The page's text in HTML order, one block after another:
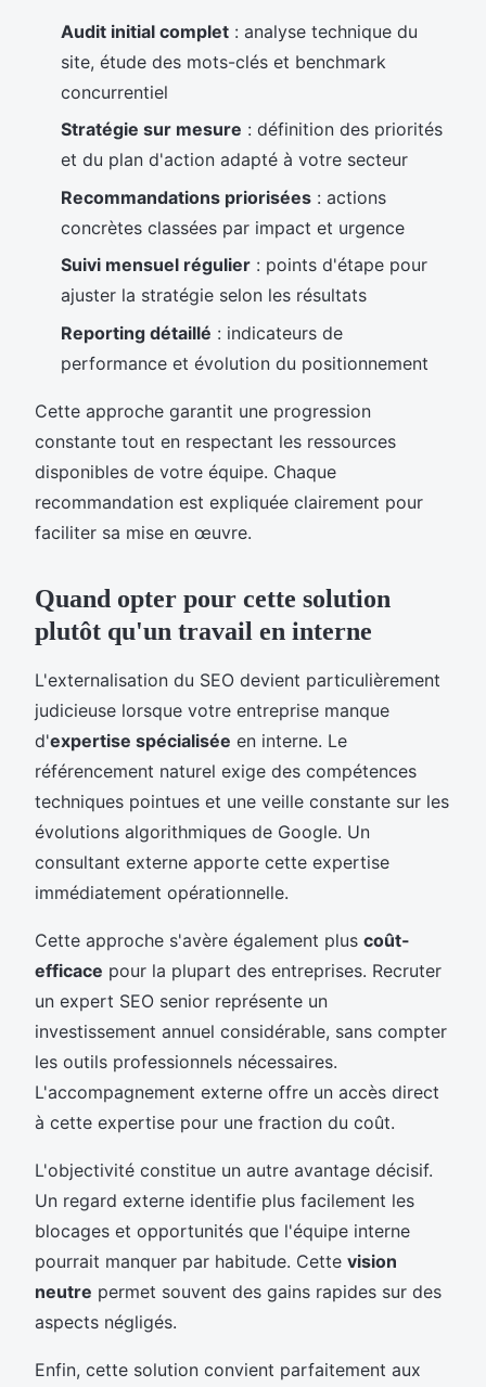
Audit initial complet : analyse technique du
site, étude des mots-clés et benchmark
concurrentiel
Stratégie sur mesure : définition des priorités
et du plan d'action adapté à votre secteur
Recommandations priorisées : actions
concrètes classées par impact et urgence
Suivi mensuel régulier : points d'étape pour
ajuster la stratégie selon les résultats
Reporting détaillé : indicateurs de
performance et évolution du positionnement
Cette approche garantit une progression
constante tout en respectant les ressources
disponibles de votre équipe. Chaque
recommandation est expliquée clairement pour
faciliter sa mise en œuvre.
Quand opter pour cette solution
plutôt qu'un travail en interne
L'externalisation du SEO devient particulièrement
judicieuse lorsque votre entreprise manque
d'expertise spécialisée en interne. Le
référencement naturel exige des compétences
techniques pointues et une veille constante sur les
évolutions algorithmiques de Google. Un
consultant externe apporte cette expertise
immédiatement opérationnelle.
Cette approche s'avère également plus coût-
efficace pour la plupart des entreprises. Recruter
un expert SEO senior représente un
investissement annuel considérable, sans compter
les outils professionnels nécessaires.
L'accompagnement externe offre un accès direct
à cette expertise pour une fraction du coût.
L'objectivité constitue un autre avantage décisif.
Un regard externe identifie plus facilement les
blocages et opportunités que l'équipe interne
pourrait manquer par habitude. Cette vision
neutre permet souvent des gains rapides sur des
aspects négligés.
Enfin, cette solution convient parfaitement aux